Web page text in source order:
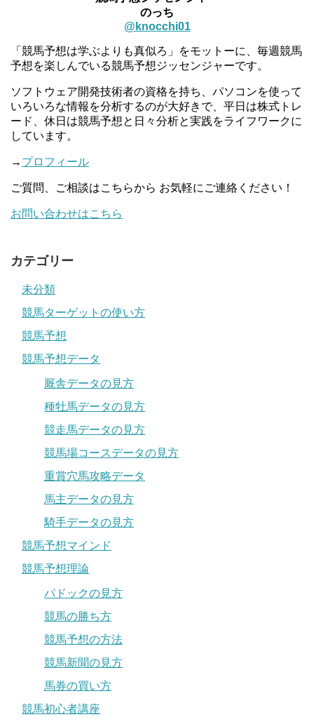
のっち
@knocchi01
「競馬予想は学ぶよりも真似ろ」をモットーに、毎週競馬
予想を楽しんでいる競馬予想ジッセンジャーです。
ソフトウェア開発技術者の資格を持ち、パソコンを使って
いろいろな情報を分析するのが大好きで、平日は株式トレ
ード、休日は競馬予想と日々分析と実践をライフワークに
しています。
→ プロフィール
ご質問、ご相談はこちらから お気軽にご連絡ください！
お問い合わせはこちら
カテゴリー
未分類
競馬ターゲットの使い方
競馬予想
競馬予想データ
厩舎データの見方
種牡馬データの見方
競走馬データの見方
競馬場コースデータの見方
重賞穴馬攻略データ
馬主データの見方
騎手データの見方
競馬予想マインド
競馬予想理論
パドックの見方
競馬の勝ち方
競馬予想の方法
競馬新聞の見方
馬券の買い方
競馬初心者講座